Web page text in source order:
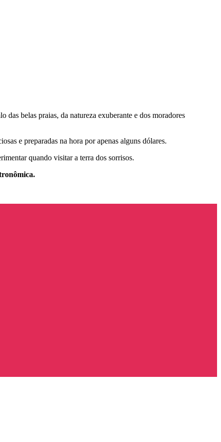
das belas praias, da natureza exuberante e dos moradores
e preparadas na hora por apenas alguns dólares.
quando visitar a terra dos sorrisos.